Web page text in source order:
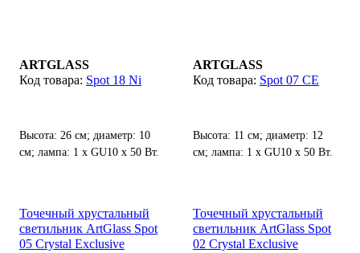
ARTGLASS
Spot 18 Ni
Высота: 26 см; диаметр: 10
см; лампа: 1 х GU10 х 50 Вт.
ARTGLASS
Spot 07 CE
Высота: 11 см; диаметр: 12
см; лампа: 1 х GU10 х 50 Вт.
Точечный хрустальный
светильник ArtGlass Spot
05 Crystal Exclusive
Точечный хрустальный
светильник ArtGlass Spot
02 Crystal Exclusive